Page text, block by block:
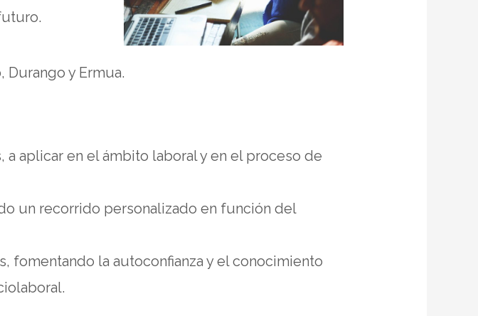
Durango y Ermua.
aplicar en el ámbito laboral y en el proceso de
un recorrido personalizado en función del
fomentando la autoconfianza y el conocimiento